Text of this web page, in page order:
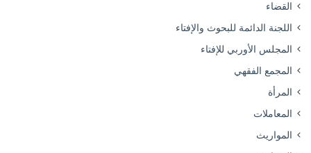
القضاء
اللجنة الدائمة للبحوث والإفتاء
المجلس الأوربي للإفتاء
المجمع الفقهي
المرأة
المعاملات
المواريث